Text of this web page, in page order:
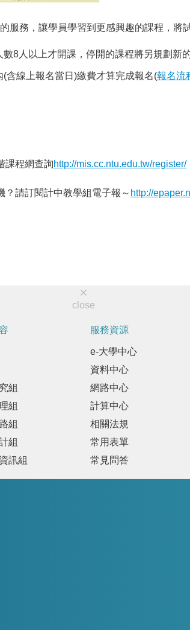
服務，讓學員學習到更感興趣的課程，將
8人以上才開課，停開的課程將另規劃新的
(含線上報名當日)繳費才算完成報名(報名流
課程網查詢http://mis.cc.ntu.edu.tw/register/
？請訂閱計中教學組電子報～ http://
close
組
組
組
組
訊組
服務資源
e-大學中心
資料中心
網路中心
計算中心
相關法規
常用表單
常見問答